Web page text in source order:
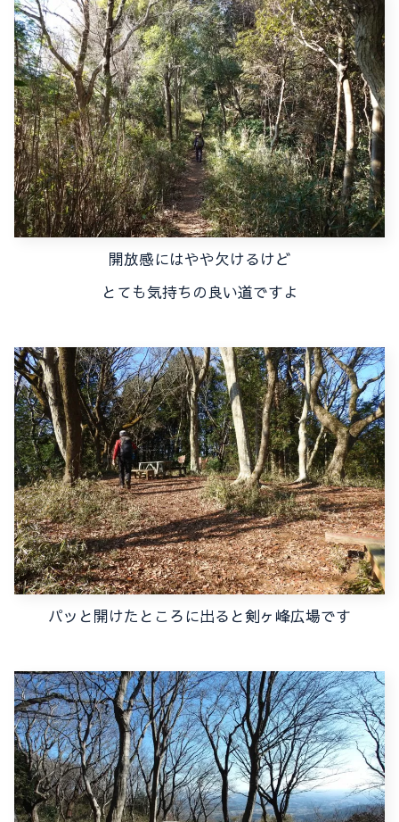
開放感にはやや欠けるけど
とても気持ちの良い道ですよ
パッと開けたところに出ると剣ヶ峰広場です